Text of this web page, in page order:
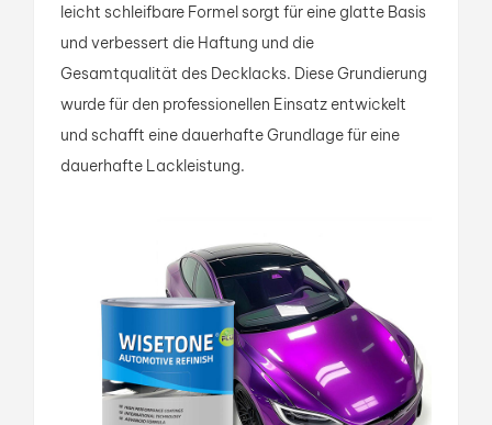
leicht schleifbare Formel sorgt für eine glatte Basis
und verbessert die Haftung und die
Gesamtqualität des Decklacks. Diese Grundierung
wurde für den professionellen Einsatz entwickelt
und schafft eine dauerhafte Grundlage für eine
dauerhafte Lackleistung.